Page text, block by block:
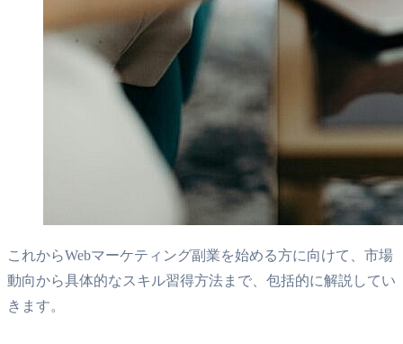
これからWebマーケティング副業を始める方に向けて、市場
動向から具体的なスキル習得方法まで、包括的に解説してい
きます。